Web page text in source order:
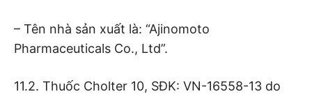
– Tên nhà sản xuất là: “Ajinomoto
Pharmaceuticals Co., Ltd”.
11.2. Thuốc Cholter 10, SĐK: VN-16558-13 do